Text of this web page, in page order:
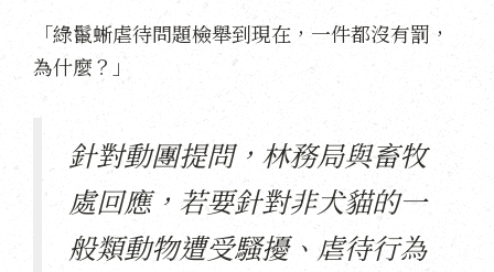
「綠鬣蜥虐待問題檢舉到現在，一件都沒有罰，
為什麼？」
針對動團提問，林務局與畜牧
處回應，若要針對非犬貓的一
般類動物遭受騷擾、虐待行為